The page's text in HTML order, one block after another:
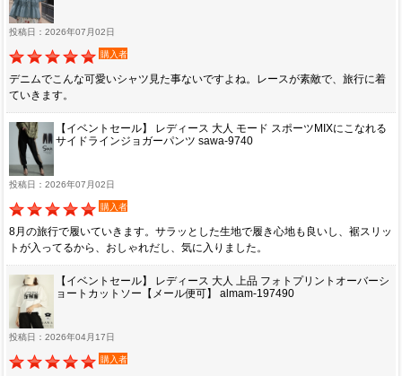
投稿日：2026年07月02日
購入者
デニムでこんな可愛いシャツ見た事ないですよね。レースが素敵で、旅行に着
ていきます。
【イベントセール】 レディース 大人 モード スポーツMIXにこなれる
サイドラインジョガーパンツ sawa-9740
投稿日：2026年07月02日
購入者
8月の旅行で履いていきます。サラッとした生地で履き心地も良いし、裾スリッ
トが入ってるから、おしゃれだし、気に入りました。
【イベントセール】 レディース 大人 上品 フォトプリントオーバーシ
ョートカットソー【メール便可】 almam-197490
投稿日：2026年04月17日
購入者